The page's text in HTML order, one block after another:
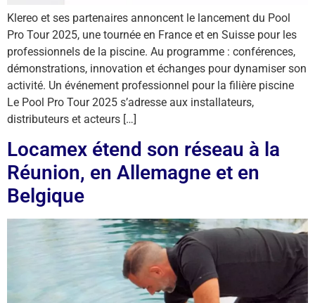
Klereo et ses partenaires annoncent le lancement du Pool
Pro Tour 2025, une tournée en France et en Suisse pour les
professionnels de la piscine. Au programme : conférences,
démonstrations, innovation et échanges pour dynamiser son
activité. Un événement professionnel pour la filière piscine
Le Pool Pro Tour 2025 s’adresse aux installateurs,
distributeurs et acteurs […]
Locamex étend son réseau à la
Réunion, en Allemagne et en
Belgique